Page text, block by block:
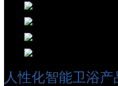
人性化智能卫浴产